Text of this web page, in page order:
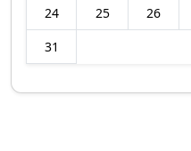
24
25 26
31